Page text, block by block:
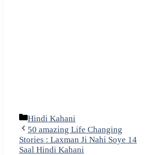
Categories
Hindi Kahani
50 amazing Life Changing
Stories : Laxman Ji Nahi Soye 14
Saal Hindi Kahani